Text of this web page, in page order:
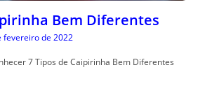
Bem Diferentes
fevereiro de 2022
7 Tipos de Caipirinha Bem Diferentes